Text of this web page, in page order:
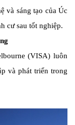
và sáng tạo của Úc
cư sau tốt nghiệp.
(VISA) luôn
và phát triển trong